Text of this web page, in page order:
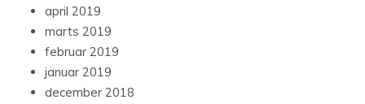
april 2019
marts 2019
februar 2019
januar 2019
december 2018